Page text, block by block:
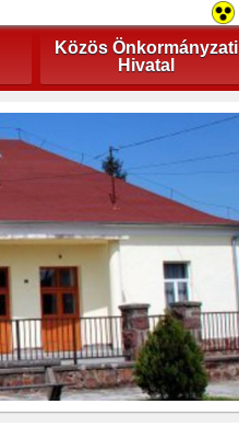
Közös Önkormányzati
Hivatal